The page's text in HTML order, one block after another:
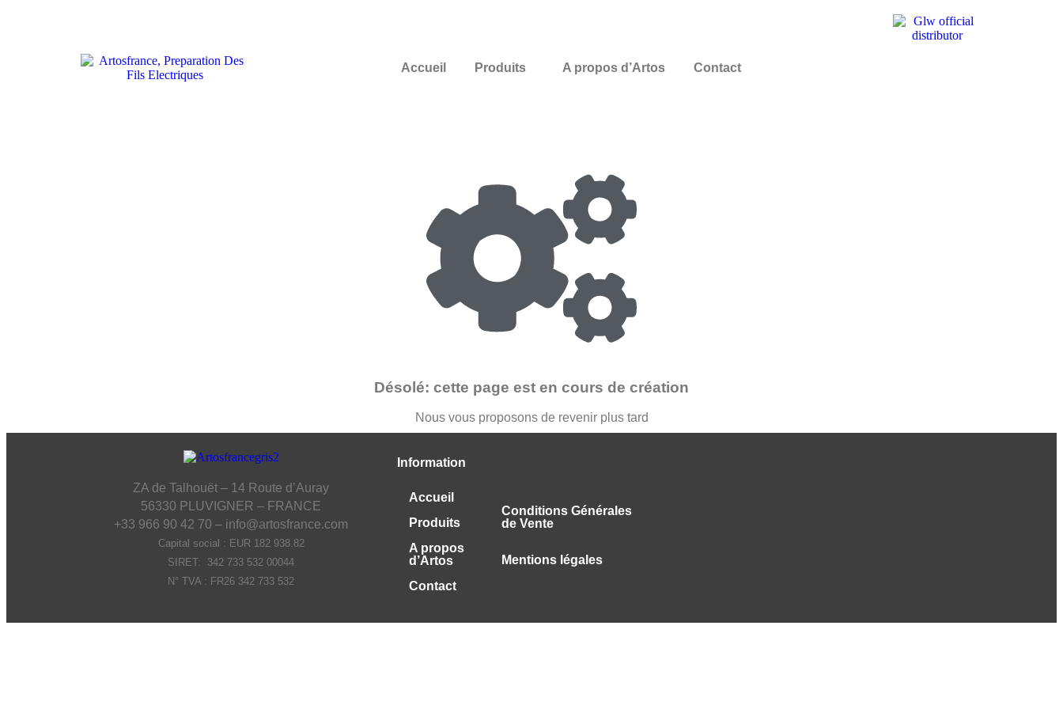
Accueil Produits A propos d’Artos Contact
Désolé: cette page est en cours de création
Nous vous proposons de revenir plus tard
ZA de Talhouët – 14 Route d’Auray
56330 PLUVIGNER – FRANCE
+33 966 90 42 70 – info@artosfrance.com
Capital social : EUR 182 938.82
SIRET: 342 733 532 00044
N° TVA : FR26 342 733 532
Information
Accueil
Produits
A propos
d’Artos
Contact
Conditions Générales
de Vente
Mentions légales